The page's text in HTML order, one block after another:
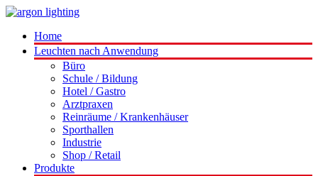
Home
Leuchten nach Anwendung
Büro
Schule / Bildung
Hotel / Gastro
Arztpraxen
Reinräume / Krankenhäuser
Sporthallen
Industrie
Shop / Retail
Produkte